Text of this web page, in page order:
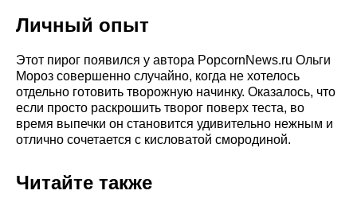
Личный опыт
Этот пирог появился у автора PopcornNews.ru Ольги
Мороз совершенно случайно, когда не хотелось
отдельно готовить творожную начинку. Оказалось, что
если просто раскрошить творог поверх теста, во
время выпечки он становится удивительно нежным и
отлично сочетается с кисловатой смородиной.
Читайте также